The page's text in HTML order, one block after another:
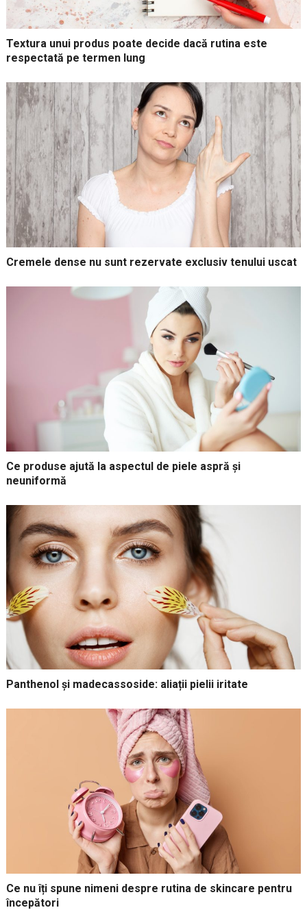
Textura unui produs poate decide dacă rutina este
respectată pe termen lung
Cremele dense nu sunt rezervate exclusiv tenului uscat
Ce produse ajută la aspectul de piele aspră și
neuniformă
Panthenol și madecassoside: aliații pielii iritate
Ce nu îți spune nimeni despre rutina de skincare pentru
începători